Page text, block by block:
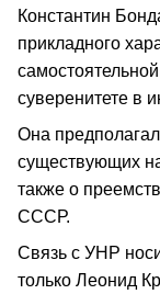
Константин
прикладного
суверенитете в
Она
существующих
также о
СССР.
Связь с УНР
только Леонид